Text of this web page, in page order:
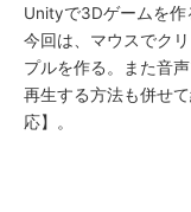
Unityで3Dゲームを作
今回は、マウスでク
プルを作る。また音
再生する方法も併せ
応】。